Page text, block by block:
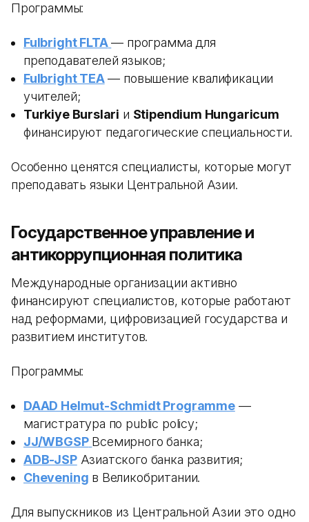
Программы:
Fulbright FLTA — программа для
преподавателей языков;
Fulbright TEA— повышение квалификации
учителей;
Turkiye Burslari и Stipendium Hungaricum
финансируют педагогические специальности.
Особенно ценятся специалисты, которые могут
преподавать языки Центральной Азии.
Государственное управление и
антикоррупционная политика
Международные организации активно
финансируют специалистов, которые работают
над реформами, цифровизацией государства и
развитием институтов.
Программы:
DAAD Helmut-Schmidt Programme—
магистратура по public policy;
JJ/WBGSP Всемирного банка;
ADB-JSPАзиатского банка развития;
Chevening в Великобритании.
Для выпускников из Центральной Азии это одно